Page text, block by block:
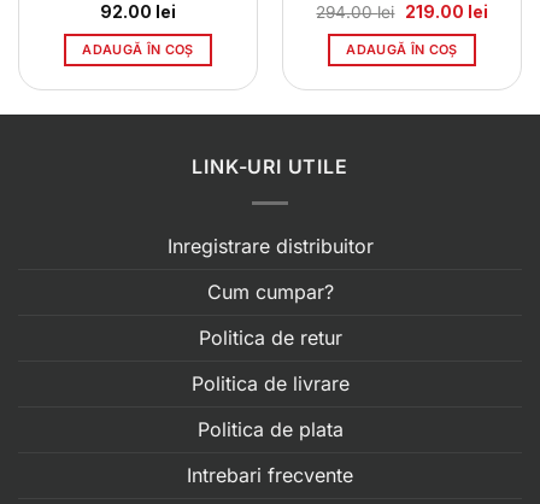
92.00 lei
ADAUGĂ ÎN COȘ
294.00lei Prețul
a
fost:
219.00 leiPrețul
ADAUGĂ ÎN COȘ
LINK-URI UTILE
Inregistrare distribuitor
Cum cumpar?
Politica de retur
Politica de livrare
Politica de plata
Intrebari frecvente